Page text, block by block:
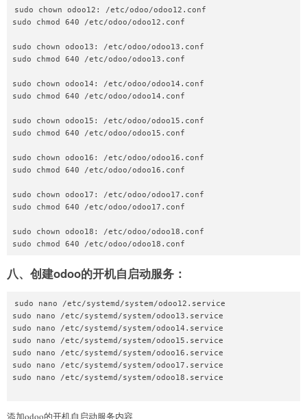
sudo chown odoo12: /etc/odoo/odoo12.conf
sudo chmod 640 /etc/odoo/odoo12.conf
sudo chown odoo13: /etc/odoo/odoo13.conf
sudo chmod 640 /etc/odoo/odoo13.conf
sudo chown odoo14: /etc/odoo/odoo14.conf
sudo chmod 640 /etc/odoo/odoo14.conf
sudo chown odoo15: /etc/odoo/odoo15.conf
sudo chmod 640 /etc/odoo/odoo15.conf
sudo chown odoo16: /etc/odoo/odoo16.conf
sudo chmod 640 /etc/odoo/odoo16.conf
sudo chown odoo17: /etc/odoo/odoo17.conf
sudo chmod 640 /etc/odoo/odoo17.conf
sudo chown odoo18: /etc/odoo/odoo18.conf
八、创建odoo的开机自启动服务：
sudo nano /etc/systemd/system/odoo12.service
sudo nano /etc/systemd/system/odoo13.service
sudo nano /etc/systemd/system/odoo14.service
sudo nano /etc/systemd/system/odoo15.service
sudo nano /etc/systemd/system/odoo16.service
sudo nano /etc/systemd/system/odoo17.service
sudo nano /etc/systemd/system/odoo18.service
添加odoo的开机自启动服务内容